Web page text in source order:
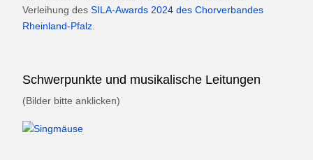
Verleihung des SILA-Awards 2024 des Chorverbandes
Rheinland-Pfalz
Schwerpunkte und musikalische Leitungen
(Bilder bitte anklicken)